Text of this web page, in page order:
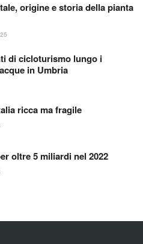
origine e storia della pianta
di cicloturismo lungo i
in Umbria
ricca ma fragile
oltre 5 miliardi nel 2022